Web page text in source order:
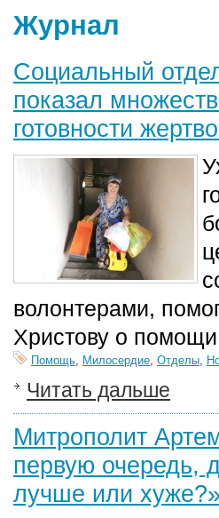
Журнал
Социальный
показал
готовности
волонтерами,
Христову о
Помощь, Милосердие, Отделы,
Читать дальше
Митрополит
первую очередь,
лучше или